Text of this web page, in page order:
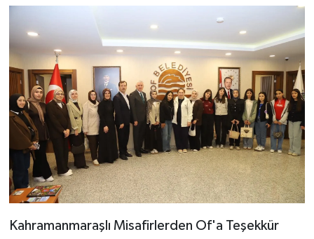
Kahramanmaraşlı Misafirlerden Of'a Teşekkür